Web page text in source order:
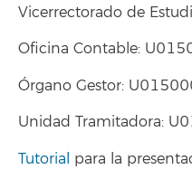
Vicerrectorado de
Oficina Contable:
Órgano Gestor:
Unidad Tramitadora:
Tutorial para la